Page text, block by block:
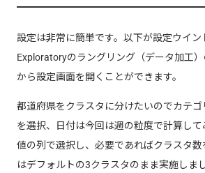
設定は非常に簡単です。以下が設定ウイン
Exploratoryのラングリング（データ加工
から設定画面を開くことができます。
都道府県をクラスタに分けたいのでカテ
を選択、日付は今回は週の粒度で計算し
値の列で選択し、必要であればクラスタ数
はデフォルトの3クラスタのまま実施しま